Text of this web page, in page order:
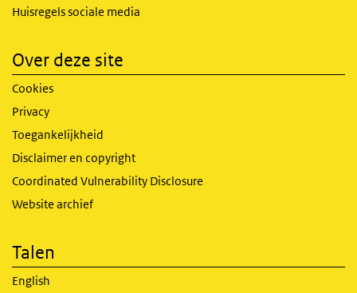
Huisregels sociale media
Over deze site
Cookies
Privacy
Toegankelijkheid
Disclaimer en copyright
Coordinated Vulnerability Disclosure
Website archief
Talen
English